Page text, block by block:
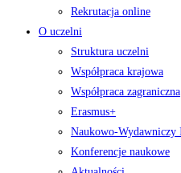
Rekrutacja online
O uczelni
Struktura uczelni
Współpraca krajowa
Współpraca zagraniczna
Erasmus+
Naukowo-Wydawniczy
Konferencje naukowe